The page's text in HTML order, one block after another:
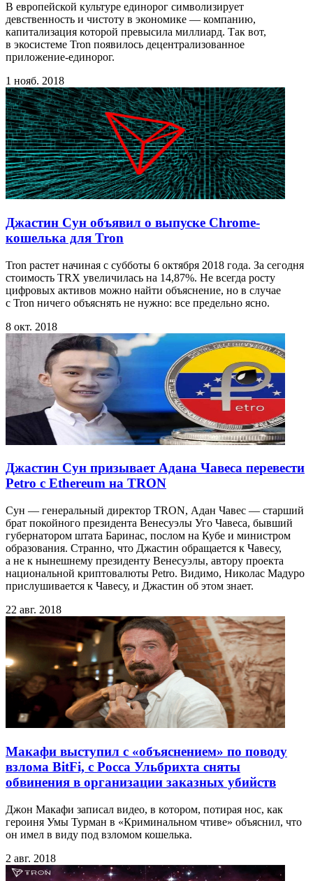
В европейской культуре единорог символизирует
девственность и чистоту в экономике — компанию,
капитализация которой превысила миллиард. Так вот,
в экосистеме Tron появилось децентрализованное
приложение-единорог.
1 нояб. 2018
Джастин Сун объявил о выпуске Chrome-
кошелька для Tron
Tron растет начиная с субботы 6 октября 2018 года. За сегодня
стоимость TRX увеличилась на 14,87%. Не всегда росту
цифровых активов можно найти объяснение, но в случае
с Tron ничего объяснять не нужно: все предельно ясно.
8 окт. 2018
Джастин Сун призывает Адана Чавеса перевести
Petro с Ethereum на TRON
Сун — генеральный директор TRON, Адан Чавес — старший
брат покойного президента Венесуэлы Уго Чавеса, бывший
губернаторoм штата Баринас, послом на Кубе и министром
образования. Странно, что Джастин обращается к Чавесу,
а не к нынешнему президенту Венесуэлы, автору проекта
национальной криптовалюты Petro. Видимо, Николас Мадуро
прислушивается к Чавесу, и Джастин об этом знает.
22 авг. 2018
Макафи выступил с «объяснением» по поводу
взлома BitFi, с Росса Ульбрихта сняты
обвинения в организации заказных убийств
Джон Макафи записал видео, в котором, потирая нос, как
героиня Умы Турман в «Криминальном чтиве» объяснил, что
он имел в виду под взломом кошелька.
2 авг. 2018